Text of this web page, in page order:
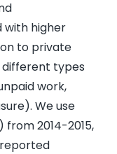
with higher
to private
different types
work,
We use
from 2014-2015,